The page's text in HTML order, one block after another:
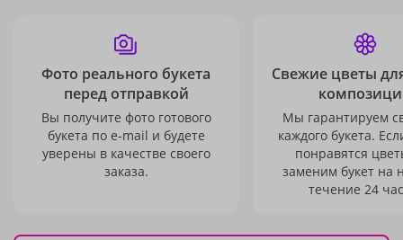
Фото реального букета
перед отправкой
Вы получите фото готового
букета по e-mail и будете
уверены в качестве своего
заказа.
Свежие цветы
Мы гарантируем
каждого букета.
понравятся
заменим букет на
течение 24